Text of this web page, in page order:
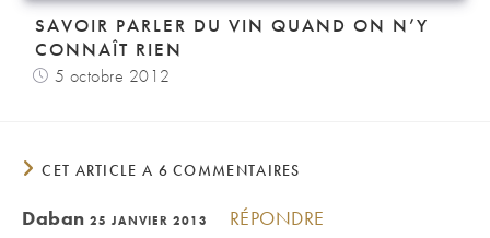
SAVOIR PARLER DU VIN QUAND ON N’Y
CONNAÎT RIEN
5 octobre 2012
CET ARTICLE A 6 COMMENTAIRES
Daban 25 JANVIER 2013
RÉPONDRE